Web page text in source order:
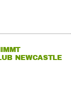
NEWCASTLE